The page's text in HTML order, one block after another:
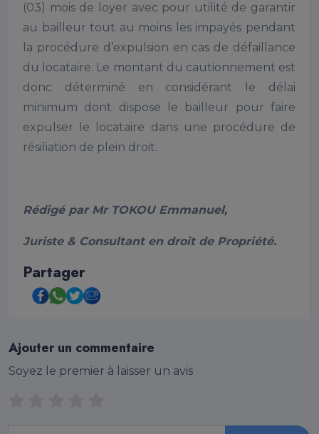
(03) mois de loyer avec pour utilité de garantir
au bailleur tout au moins les impayés pendant
la procédure d’expulsion en cas de défaillance
du locataire. Le montant du cautionnement est
donc déterminé en considérant le délai
minimum dont dispose le bailleur pour faire
expulser le locataire dans une procédure de
résiliation de plein droit.
Rédigé par Mr TOKOU Emmanuel,
Juriste & Consultant en droit de Propriété.
Partager
Ajouter un commentaire
Soyez le premier à laisser un avis